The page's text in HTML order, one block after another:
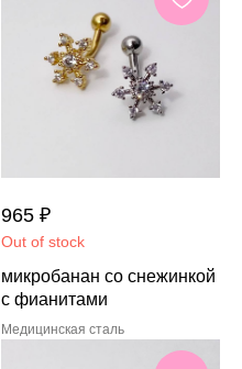
965 ₽
Out of stock
микробанан со снежинкой
с фианитами
Медицинская сталь